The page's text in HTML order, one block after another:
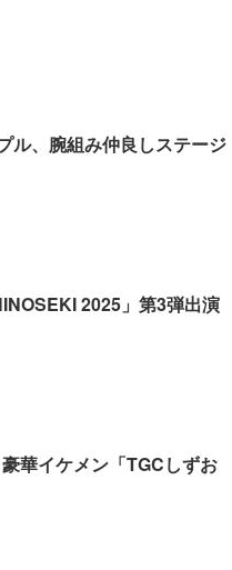
ル、腕組み仲良しステージ
2025」第3弾出演
華イケメン「TGCしずお